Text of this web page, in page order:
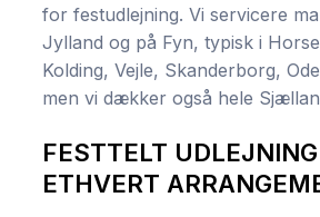
for festudlejning. Vi servicere
Jylland og på Fyn, typisk i
Kolding, Vejle, Skanderborg,
men vi dækker også hele
FESTTELT
ETHVERT